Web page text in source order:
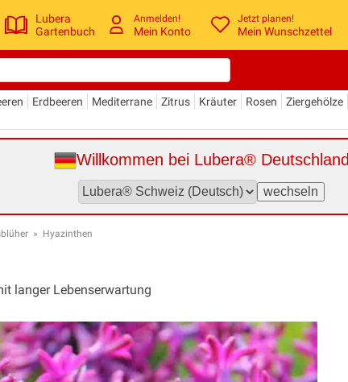
Lubera
Gartenbuch
Anmelden!
Mein Konto
Jetzt planen!
Mein Wunschzettel
Erdbeeren Mediterrane Zitrus Kräuter Rosen Ziergehölze
Willkommen bei Lubera® Deutschland
» Hyazinthen
langer Lebenserwartung